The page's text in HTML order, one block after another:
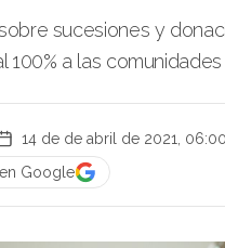
sucesiones y
100% a las comunidades
14 de de abril de 2021, 06:00
Google